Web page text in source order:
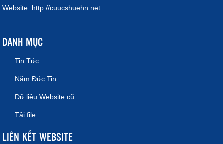
Website: http://cuucshuehn.net
DANH MỤC
Tin Tức
Năm Đức Tin
Dữ liệu Website cũ
Tải file
LIÊN KẾT WEBSITE